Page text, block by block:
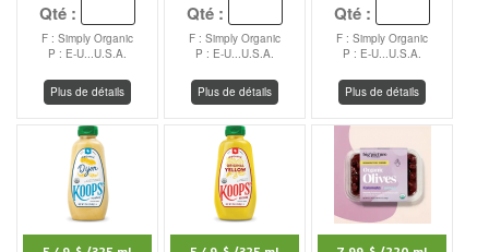
Qté :
F : Simply Organic
P : E-U...U.S.A.
Plus de détails
Qté :
F : Simply Organic
P : E-U...U.S.A.
Plus de détails
Qté :
F : Simply Organic
P : E-U...U.S.A.
Plus de détails